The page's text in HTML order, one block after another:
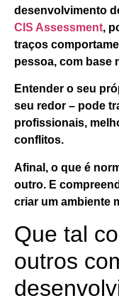
desenvolvimento
CIS Assessment,
traços
pessoa, com base
Entender o seu
seu redor – pode
profissionais,
conflitos.
Afinal, o que é
outro. E
criar um ambiente
Que tal
outros